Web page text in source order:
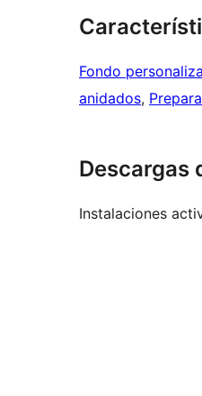
Fondo
anidados,
Descargas
Instalaciones